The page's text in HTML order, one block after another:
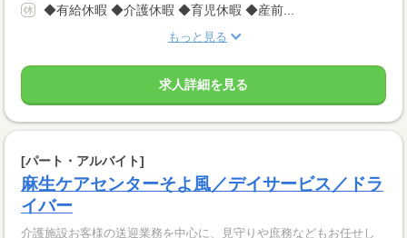
◆有給休暇 ◆介護休暇 ◆育児休暇 ◆産前...
もっと見る
求人詳細を見る
[パート・アルバイト]
麻生ケアセンターそよ風／デイサービス／ドラ
イバー
介護施設お客様の送迎業務を中心に、見守りや庶務などもお任せし